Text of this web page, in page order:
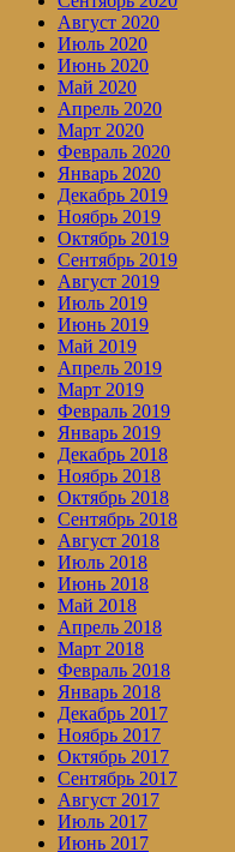
Август 2020
Июль 2020
Июнь 2020
Май 2020
Апрель 2020
Март 2020
Февраль 2020
Январь 2020
Декабрь 2019
Ноябрь 2019
Октябрь 2019
Сентябрь 2019
Август 2019
Июль 2019
Июнь 2019
Май 2019
Апрель 2019
Март 2019
Февраль 2019
Январь 2019
Декабрь 2018
Ноябрь 2018
Октябрь 2018
Сентябрь 2018
Август 2018
Июль 2018
Июнь 2018
Май 2018
Апрель 2018
Март 2018
Февраль 2018
Январь 2018
Декабрь 2017
Ноябрь 2017
Октябрь 2017
Сентябрь 2017
Август 2017
Июль 2017
Июнь 2017